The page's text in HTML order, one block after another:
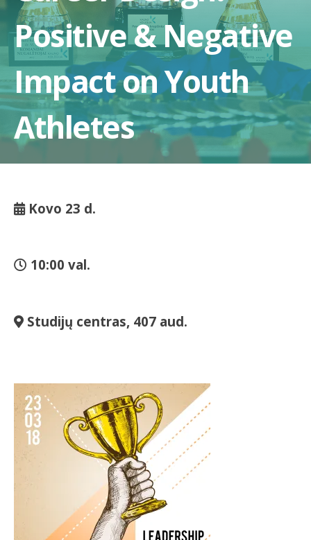
Positive & Negative
Impact on Youth
Athletes
Kovo 23 d.
10:00 val.
Studijų centras, 407 aud.